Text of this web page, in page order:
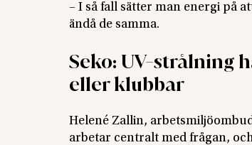
– I så fall sätter man energi på
ändå de samma.
Seko: UV-strålning
eller klubbar
Helené Zallin,
arbetar centralt med frågan,